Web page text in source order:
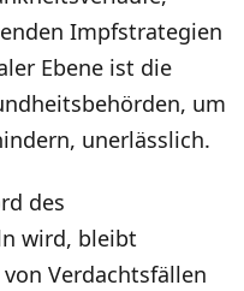
Impfstrategien
Ebene ist die
um
unerlässlich.
des
wird, bleibt
Verdachtsfällen